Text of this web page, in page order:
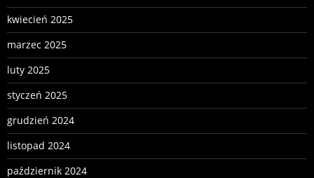
kwiecień 2025
marzec 2025
luty 2025
styczeń 2025
grudzień 2024
listopad 2024
październik 2024